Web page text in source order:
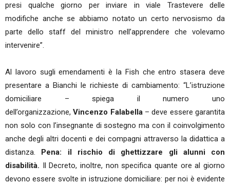
presi qualche giorno per inviare in viale Trastevere delle
modifiche anche se abbiamo notato un certo nervosismo da
parte dello staff del ministro nell’apprendere che volevamo
intervenire”.
Al lavoro sugli emendamenti è la Fish che entro stasera deve
presentare a Bianchi le richieste di cambiamento: “L’istruzione
domiciliare – spiega il numero uno
dell’organizzazione,Vincenzo Falabella– deve essere garantita
non solo con l’insegnante di sostegno ma con il coinvolgimento
anche degli altri docenti e dei compagni attraverso la didattica a
distanza. Pena: il rischio di ghettizzare gli alunni con
disabilità. Il Decreto, inoltre, non specifica quante ore al giorno
devono essere svolte in istruzione domiciliare: per noi è evidente